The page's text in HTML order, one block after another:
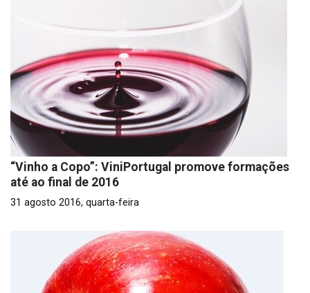
“Vinho a Copo”: ViniPortugal promove formações
até ao final de 2016
31 agosto 2016, quarta-feira